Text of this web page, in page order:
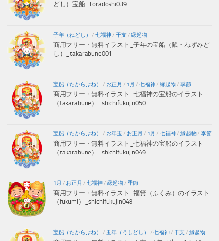
どし）宝船_Toradoshi039
子年（ねどし） / 七福神/ 干支 / 縁起物
商用フリー・無料イラスト_子年の宝船（鼠・ねずみど
し）_takarabune001
宝船（たからぶね） / お正月 / 1月 / 七福神/ 縁起物/ 季節
商用フリー・無料イラスト_七福神の宝船のイラスト
（takarabune）_shichifukujin050
宝船（たからぶね） / お年玉 / お正月 / 1月 / 七福神/ 縁起物/ 季節
商用フリー・無料イラスト_七福神の宝船のイラスト
（takarabune）_shichifukujin049
1月 / お正月 / 七福神/ 縁起物/ 季節
商用フリー・無料イラスト_福箕（ふくみ）のイラスト
（fukumi）_shichifukujin048
宝船（たからぶね） / 丑年（うしどし） / 七福神/ 干支 / 縁起物